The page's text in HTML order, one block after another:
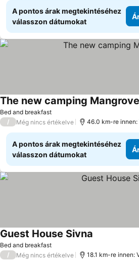
A pontos árak megtekintéséhez
válasszon dátumokat
Bed and breakfast
The new camping Mangrove
/ Még nincs értékelve 46.0 km-re innen:
A pontos árak megtekintéséhez
válasszon dátumokat
Bed and breakfast
Guest House Sivna
/ Még nincs értékelve 18.1 km-re innen: